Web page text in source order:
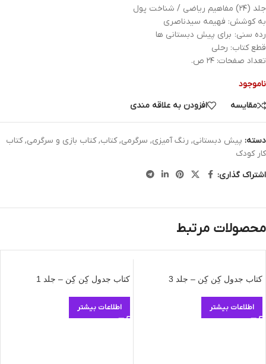
جلد (۲۴) مفاهیم ریاضی / شناخت پول
به کوشش: فهیمه سیدناصری
رده سنی: برای پیش دبستانی ها
قطع کتاب: رحلی
تعداد صفحات: ۲۴ ص.
ناموجود
مقایسه
افزودن به علاقه مندی
دسته: پیش دبستانی, رنگ آمیزی, سرگرمی, کتاب, کتاب بازی و سرگرمی, کتاب
کار کودک
اشتراک گذاری:
محصولات مرتبط
کتاب جدول کِن کِن – جلد 3
اطلاعات بیشتر
کتاب جدول کِن کِن – جلد 1
اطلاعات بیشتر